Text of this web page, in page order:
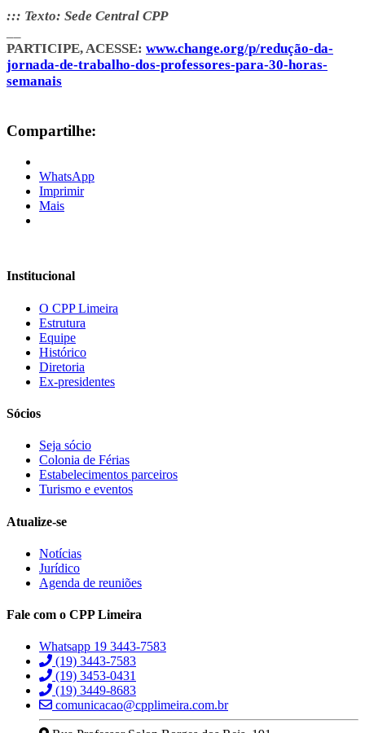
::: Texto: Sede Central CPP
PARTICIPE, ACESSE: www.change.org/p/redução-da-
jornada-de-trabalho-dos-professores-para-30-horas-
semanais
Compartilhe:
WhatsApp
Imprimir
Mais
Institucional
O CPP Limeira
Estrutura
Equipe
Histórico
Diretoria
Ex-presidentes
Sócios
Seja sócio
Colonia de Férias
Estabelecimentos parceiros
Turismo e eventos
Atualize-se
Notícias
Jurídico
Agenda de reuniões
Fale com o CPP Limeira
Whatsapp 19 3443-7583
(19) 3443-7583
(19) 3453-0431
(19) 3449-8683
comunicacao@cpplimeira.com.br